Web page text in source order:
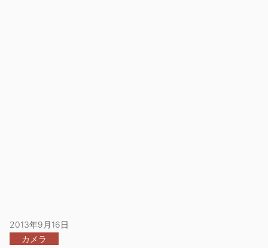
2013年9月16日
カメラ